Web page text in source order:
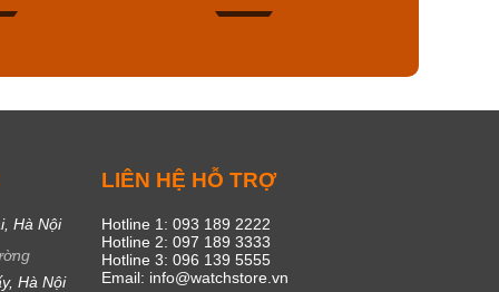
Hà Nội
Hà Nội
LIÊN HỆ HỖ TRỢ
Hotline 1: 093 189 2222
Hotline 2: 097 189 3333
Hotline 3: 096 139 5555
Email: info@watchstore.vn